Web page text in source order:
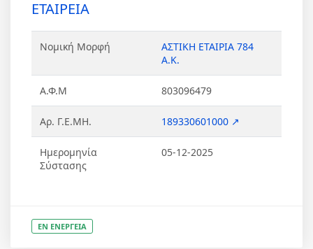
ΕΤΑΙΡΕΙΑ
Νομική Μορφή
ΑΣΤΙΚΗ ΕΤΑΙΡΙΑ 784
Α.Κ.
Α.Φ.Μ 803096479
Αρ. Γ.Ε.ΜΗ. 189330601000 ↗
Ημερομηνία
Σύστασης
05-12-2025
ΕΝ ΕΝΕΡΓΕΙΑ